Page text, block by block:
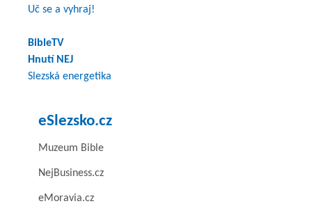
Uč se a vyhraj!
BibleTV
Hnutí NEJ
Slezská energetika
eSlezsko.cz
Muzeum Bible
NejBusiness.cz
eMoravia.cz